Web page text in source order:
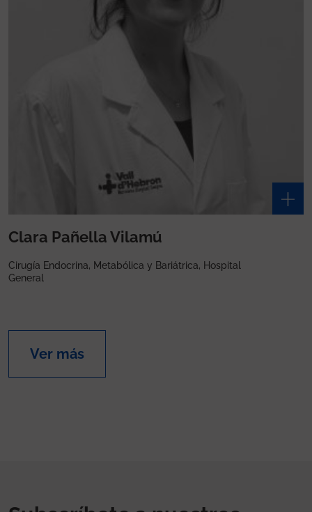
Clara Pañella Vilamú
Cirugía Endocrina, Metabólica y Bariátrica, Hospital
General
Ver más